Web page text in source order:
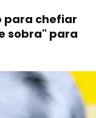
para chefiar
sobra" para